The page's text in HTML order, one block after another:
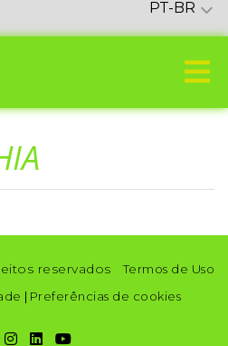
PT-BR
reservados
Termos de Uso
| Preferências de cookies